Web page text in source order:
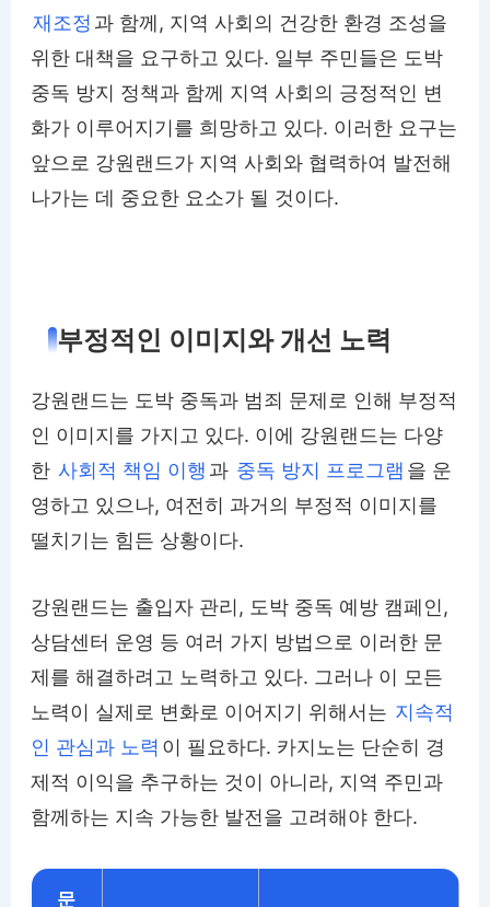
재조정 과 함께, 지역 사회의 건강한 환경 조성을
위한 대책을 요구하고 있다. 일부 주민들은 도박
중독 방지 정책과 함께 지역 사회의 긍정적인 변
화가 이루어지기를 희망하고 있다. 이러한 요구는
앞으로 강원랜드가 지역 사회와 협력하여 발전해
나가는 데 중요한 요소가 될 것이다.
부정적인 이미지와 개선 노력
강원랜드는 도박 중독과 범죄 문제로 인해 부정적
인 이미지를 가지고 있다. 이에 강원랜드는 다양
한 사회적 책임 이행 과 중독 방지 프로그램 을 운
영하고 있으나, 여전히 과거의 부정적 이미지를
떨치기는 힘든 상황이다.
강원랜드는 출입자 관리, 도박 중독 예방 캠페인,
상담센터 운영 등 여러 가지 방법으로 이러한 문
제를 해결하려고 노력하고 있다. 그러나 이 모든
노력이 실제로 변화로 이어지기 위해서는 지속적
인 관심과 노력 이 필요하다. 카지노는 단순히 경
제적 이익을 추구하는 것이 아니라, 지역 주민과
함께하는 지속 가능한 발전을 고려해야 한다.
문